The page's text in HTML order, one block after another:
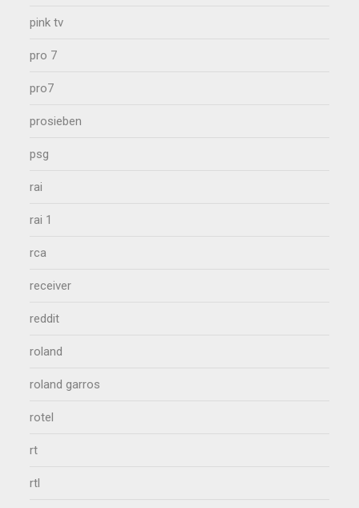
pink tv
pro 7
pro7
prosieben
psg
rai
rai 1
rca
receiver
reddit
roland
roland garros
rotel
rt
rtl